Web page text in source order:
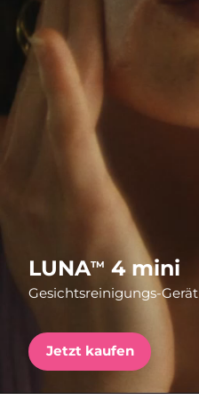
LUNATM 4 mini
Gesichtsreinigungs-Gerät
Jetzt kaufen
BELIEBT
Sonderangebote
Rot-Lichttherapie
Versandland
Vereinigte Staaten
Vereinigtes
Königreich
Frankreich
Deutschland